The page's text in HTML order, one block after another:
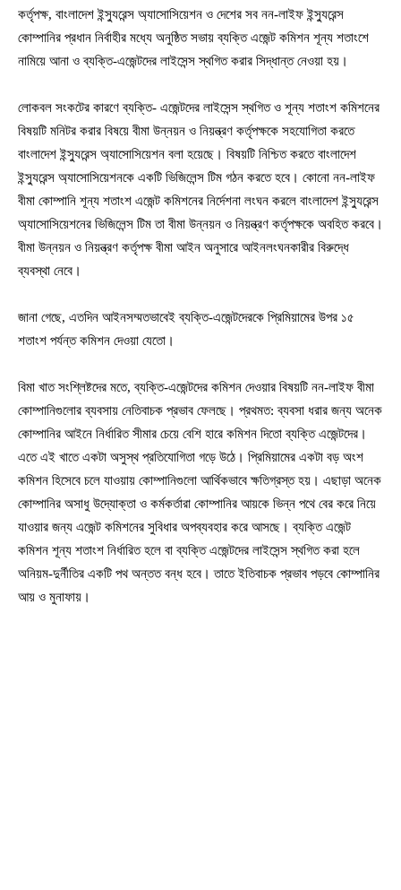
কর্তৃপক্ষ, বাংলাদেশ ইন্স্যুরেন্স অ্যাসোসিয়েশন ও দেশের সব নন-লাইফ ইন্স্যুরেন্স
কোম্পানির প্রধান নির্বাহীর মধ্যে অনুষ্ঠিত সভায় ব্যক্তি এজেন্ট কমিশন শূন্য শতাংশে
নামিয়ে আনা ও ব্যক্তি-এজেন্টদের লাইসেন্স স্থগিত করার সিদ্ধান্ত নেওয়া হয়।
লোকবল সংকটের কারণে ব্যক্তি- এজেন্টদের লাইসেন্স স্থগিত ও শূন্য শতাংশ কমিশনের
বিষয়টি মনিটর করার বিষয়ে বীমা উন্নয়ন ও নিয়ন্ত্রণ কর্তৃপক্ষকে সহযোগিতা করতে
বাংলাদেশ ইন্স্যুরেন্স অ্যাসোসিয়েশন বলা হয়েছে। বিষয়টি নিশ্চিত করতে বাংলাদেশ
ইন্স্যুরেন্স অ্যাসোসিয়েশনকে একটি ভিজিলেন্স টিম গঠন করতে হবে। কোনো নন-লাইফ
বীমা কোম্পানি শূন্য শতাংশ এজেন্ট কমিশনের নির্দেশনা লংঘন করলে বাংলাদেশ ইন্স্যুরেন্স
অ্যাসোসিয়েশনের ভিজিলেন্স টিম তা বীমা উন্নয়ন ও নিয়ন্ত্রণ কর্তৃপক্ষকে অবহিত করবে।
বীমা উন্নয়ন ও নিয়ন্ত্রণ কর্তৃপক্ষ বীমা আইন অনুসারে আইনলংঘনকারীর বিরুদ্ধে
ব্যবস্থা নেবে।
জানা গেছে, এতদিন আইনসম্মতভাবেই ব্যক্তি-এজেন্টদেরকে প্রিমিয়ামের উপর ১৫
শতাংশ পর্যন্ত কমিশন দেওয়া যেতো।
বিমা খাত সংশ্লিষ্টদের মতে, ব্যক্তি-এজেন্টদের কমিশন দেওয়ার বিষয়টি নন-লাইফ বীমা
কোম্পানিগুলোর ব্যবসায় নেতিবাচক প্রভাব ফেলছে। প্রথমত: ব্যবসা ধরার জন্য অনেক
কোম্পানির আইনে নির্ধারিত সীমার চেয়ে বেশি হারে কমিশন দিতো ব্যক্তি এজেন্টদের।
এতে এই খাতে একটা অসুস্থ প্রতিযোগিতা গড়ে উঠে। প্রিমিয়ামের একটা বড় অংশ
কমিশন হিসেবে চলে যাওয়ায় কোম্পানিগুলো আর্থিকভাবে ক্ষতিগ্রস্ত হয়। এছাড়া অনেক
কোম্পানির অসাধু উদ্যোক্তা ও কর্মকর্তারা কোম্পানির আয়কে ভিন্ন পথে বের করে নিয়ে
যাওয়ার জন্য এজেন্ট কমিশনের সুবিধার অপব্যবহার করে আসছে। ব্যক্তি এজেন্ট
কমিশন শূন্য শতাংশ নির্ধারিত হলে বা ব্যক্তি এজেন্টদের লাইসেন্স স্থগিত করা হলে
অনিয়ম-দুর্নীতির একটি পথ অন্তত বন্ধ হবে। তাতে ইতিবাচক প্রভাব পড়বে কোম্পানির
আয় ও মুনাফায়।